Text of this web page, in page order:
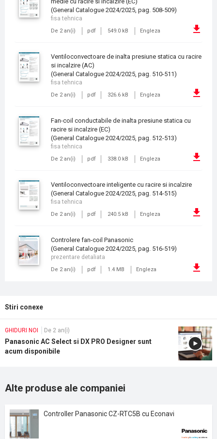
(General Catalogue 2024/2025, pag. 508-509)
De 2 an(i) pdf 549.0 kB Engleza
fisa tehnica
Ventiloconvectoare de inalta presiune statica cu racire
si incalzire (AC)
(General Catalogue 2024/2025, pag. 510-511)
De 2 an(i) pdf 326.6 kB Engleza
fisa tehnica
Fan-coil conductabile de inalta presiune statica cu
racire si incalzire (EC)
(General Catalogue 2024/2025, pag. 512-513)
De 2 an(i) pdf 338.0 kB Engleza
fisa tehnica
Ventiloconvectoare inteligente cu racire si incalzire
(General Catalogue 2024/2025, pag. 514-515)
De 2 an(i) pdf 240.5 kB Engleza
fisa tehnica
Controlere fan-coil Panasonic
(General Catalogue 2024/2025, pag. 516-519)
De 2 an(i) pdf 1.4 MB Engleza
prezentare detaliata
Stiri conexe
GHIDURI NOI De 2 an(i)
Panasonic AC Select si DX PRO Designer sunt
acum disponibile
Alte produse ale companiei
Controller Panasonic CZ-RTC5B cu Econavi